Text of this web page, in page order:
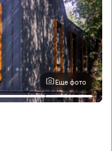
Еще фото